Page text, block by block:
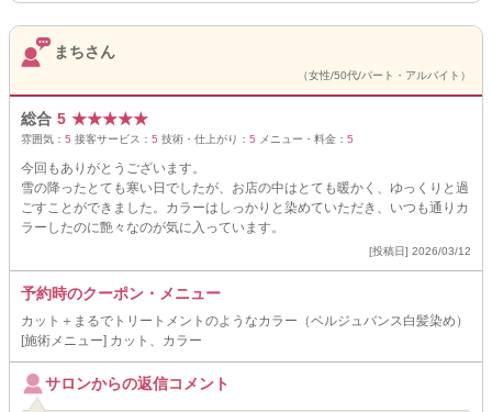
まちさん
（女性/50代/パート・アルバイト）
総合 5 ★★★★★
雰囲気： 5 接客サービス： 5 技術・仕上がり： 5 メニュー・料金： 5
今回もありがとうございます。
雪の降ったとても寒い日でしたが、お店の中はとても暖かく、ゆっくりと過
ごすことができました。カラーはしっかりと染めていただき、いつも通りカ
ラーしたのに艶々なのが気に入っています。
[投稿日] 2026/03/12
予約時のクーポン・メニュー
カット＋まるでトリートメントのようなカラー（ベルジュバンス白髪染め）
[施術メニュー] カット、カラー
サロンからの返信コメント